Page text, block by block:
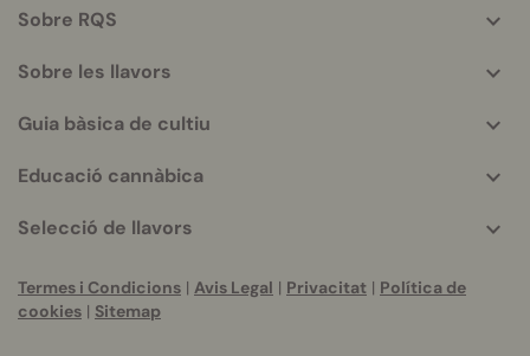
info
Sobre RQS
Sobre les llavors
Guia bàsica de cultiu
Educació cannàbica
Selecció de llavors
Termes i Condicions | Avis Legal | Privacitat | Política de
cookies | Sitemap